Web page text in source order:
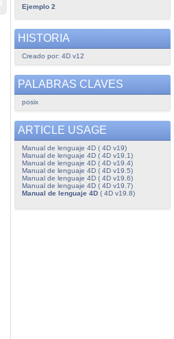
Ejemplo 2
HISTORIA
Creado por: 4D v12
PALABRAS CLAVES
posix
ARTICLE USAGE
Manual de lenguaje 4D ( 4D v19)
Manual de lenguaje 4D ( 4D v19.1)
Manual de lenguaje 4D ( 4D v19.4)
Manual de lenguaje 4D ( 4D v19.5)
Manual de lenguaje 4D ( 4D v19.6)
Manual de lenguaje 4D ( 4D v19.7)
Manual de lenguaje 4D( 4D v19.8)